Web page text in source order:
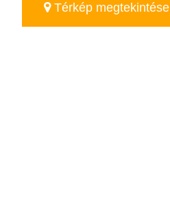
Térkép megtekintése